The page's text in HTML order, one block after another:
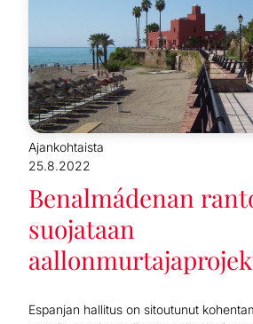
Ajankohtaista
25.8.2022
Benalmádenan
suojataan
Espanjan hallitus on sitoutunut